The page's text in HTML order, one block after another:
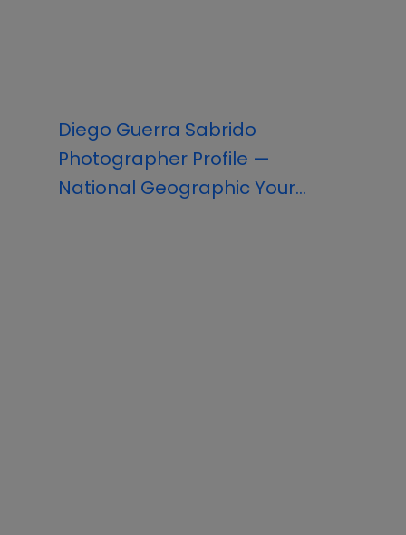
Diego Guerra Sabrido
Photographer Profile —
National Geographic Your...